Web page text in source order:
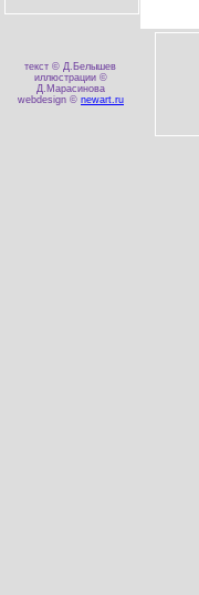
текст © Д.Белышев
иллюстрации ©
Д.Марасинова
webdesign © newart.ru